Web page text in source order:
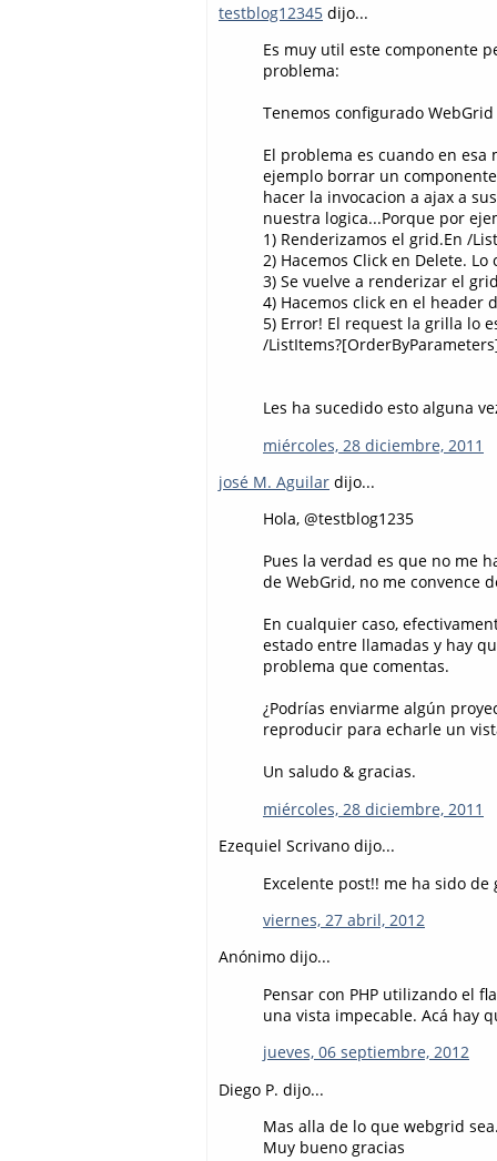
testblog12345 dijo...
Es muy util este componente
problema:
Tenemos configurado
El problema es cuando en
ejemplo borrar un
hacer la invocacion a ajax a
nuestra logica...Porque por
1) Renderizamos el grid.En /
2) Hacemos Click en Delete.
3) Se vuelve a renderizar el
4) Hacemos click en el
5) Error! El request la grilla lo
/
Les ha sucedido esto alguna
miércoles, 28 diciembre, 2011
josé M. Aguilar dijo...
Hola, @testblog1235
Pues la verdad es que no me
de WebGrid, no me convence
En cualquier caso,
estado entre llamadas y hay
problema que comentas.
¿Podrías enviarme algún
reproducir para echarle un
Un saludo & gracias.
miércoles, 28 diciembre, 2011
Ezequiel Scrivano dijo...
Excelente post!! me ha sido
viernes, 27 abril, 2012
Anónimo dijo...
Pensar con PHP utilizando el
una vista impecable. Acá hay
jueves, 06 septiembre, 2012
Diego P. dijo...
Mas alla de lo que webgrid
Muy bueno gracias